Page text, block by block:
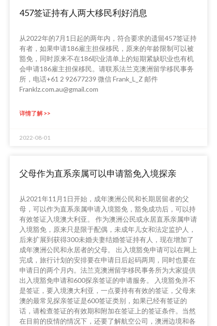
457签证持有人两大移民利好消息
从2022年的7月1日起的两年内，符合要求的遗留457签证持
有者，如果申请186雇主担保移民，原来的年龄限制可以被
豁免，同时原来不在186职业清单上的短期紧缺职业也有机
会申请186雇主担保移民。请联系法兰克澳洲留学移民事务
所，电话+61 2 92677239 微信 Frank_L_Z 邮件
Franklz.com.au@gmail.com
详情了解 >>
2022-08-01
父母作为直系亲属可以申请豁免入境探亲
从2021年11月1日开始，成年澳洲公民和长期居留者的父
母，可以作为直系亲属申请入境豁免，豁免成功后，可以持
有效签证入境澳大利亚。 作为澳洲公民或永居直系亲属申请
入境豁免，原来只是限于配偶，未成年儿女和法定监护人，
后来扩展到获得300未婚夫妻结婚签证持有人，现在增加了
成年澳洲公民和永居者的父母。 出入境豁免申请可以在网上
完成，旅行计划的安排要在申请日后起码两周，同时也要在
申请日的两个月内。法兰克澳洲留学移民事务所为大家提供
出入境豁免申请和600探亲签证的申请服务。 入境豁免并不
是签证，要入境澳大利亚，一点要持有有效的签证，父母来
澳的最常见探亲签证是600签证类别，如果已经有签证的
话，请检查签证的有效期和附加在签证上的签证条件。当然
在目前的疫情的情况下，还要了解航空公司，澳洲边境和各